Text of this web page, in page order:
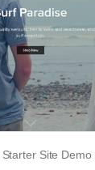
Starter Site Demo